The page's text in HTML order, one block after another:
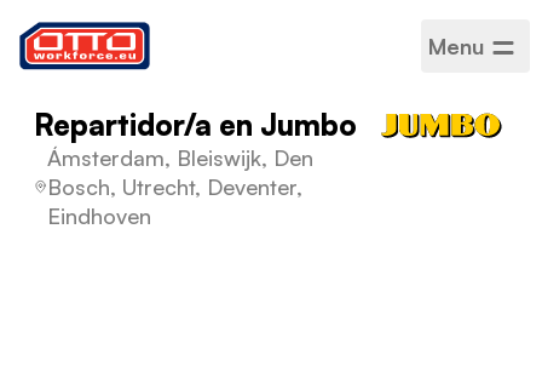
Menu
Repartidor/a en Jumbo
Ámsterdam, Bleiswijk, Den
Bosch, Utrecht, Deventer,
Eindhoven